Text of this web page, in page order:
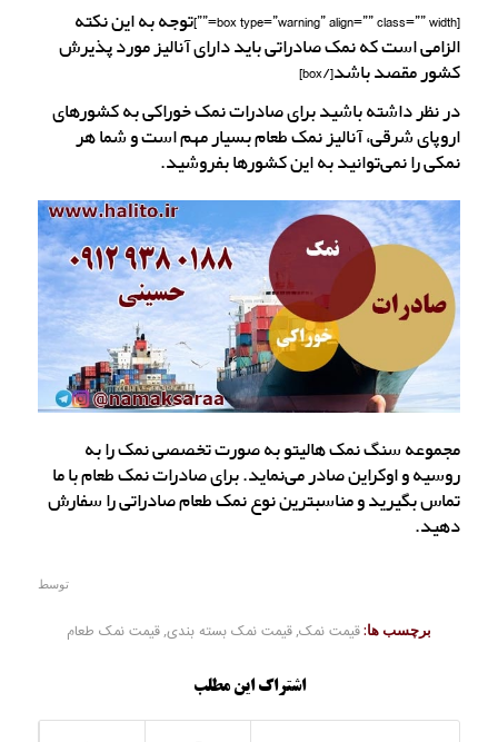
[box type=”warning” align=”” class=”” width=””]توجه به این نکته
الزامی است که نمک صادراتی باید دارای آنالیز مورد پذیرش
کشور مقصد باشد[/box]
در نظر داشته باشید برای صادرات نمک خوراکی به کشورهای
اروپای شرقی، آنالیز نمک طعام بسیار مهم است و شما هر
نمکی را نمی‌توانید به این کشورها بفروشید.
مجموعه سنگ نمک هالیتو به صورت تخصصی نمک را به
روسیه و اوکراین صادر می‌نماید. برای صادرات نمک طعام با ما
تماس بگیرید و مناسبترین نوع نمک طعام صادراتی را سفارش
دهید.
توسط
برچسب ها:قیمت نمک, قیمت نمک بسته بندی, قیمت نمک طعام
اشتراک این مطلب